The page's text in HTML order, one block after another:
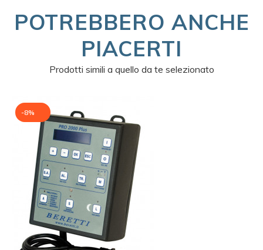
POTREBBERO ANCHE
PIACERTI
Prodotti simili a quello da te selezionato
-8%